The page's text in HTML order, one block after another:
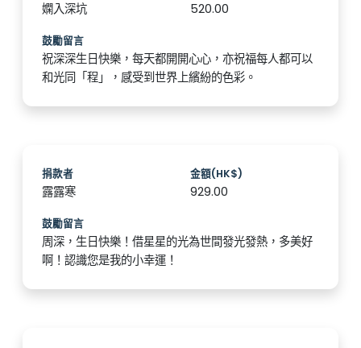
嫻入深坑 520.00
鼓勵留言
祝深深生日快樂，每天都開開心心，亦祝福每人都可以
和光同「程」，感受到世界上繽紛的色彩。
捐款者
露露寒
金額(HK$)
929.00
鼓勵留言
周深，生日快樂！借星星的光為世間發光發熱，多美好
啊！認識您是我的小幸運！